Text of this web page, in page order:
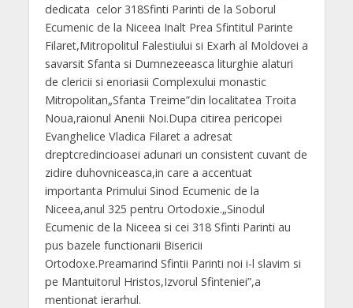
dedicata celor 318Sfinti Parinti de la Soborul
Ecumenic de la Niceea Inalt Prea Sfintitul Parinte
Filaret,Mitropolitul Falestiului si Exarh al Moldovei a
savarsit Sfanta si Dumnezeeasca liturghie alaturi
de clericii si enoriasii Complexului monastic
Mitropolitan„Sfanta Treime”din localitatea Troita
Noua,raionul Anenii Noi.Dupa citirea pericopei
Evanghelice Vladica Filaret a adresat
dreptcredincioasei adunari un consistent cuvant de
zidire duhovniceasca,in care a accentuat
importanta Primului Sinod Ecumenic de la
Niceea,anul 325 pentru Ortodoxie.„Sinodul
Ecumenic de la Niceea si cei 318 Sfinti Parinti au
pus bazele functionarii Bisericii
Ortodoxe.Preamarind Sfintii Parinti noi i-l slavim si
pe Mantuitorul Hristos,Izvorul Sfinteniei”,a
mentionat ierarhul.